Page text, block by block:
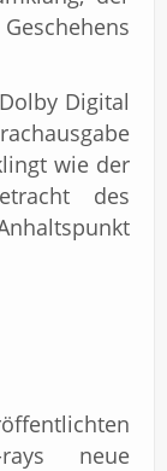
Digital
wie der
des
neue